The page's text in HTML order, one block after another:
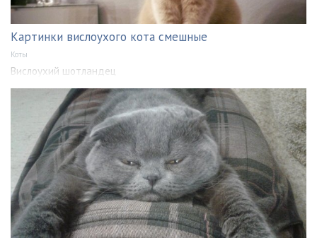
Картинки вислоухого кота смешные
Коты
Вислоухий шотландец